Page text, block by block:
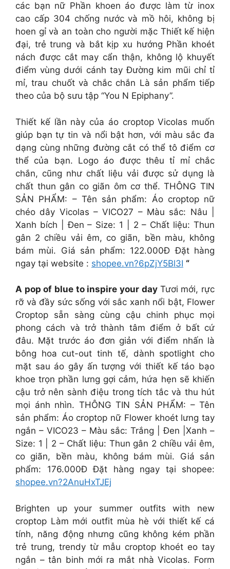
các bạn nữ Phần khoen áo được làm từ inox
cao cấp 304 chống nước và mồ hôi, không bị
hoen gỉ và an toàn cho người mặc Thiết kế hiện
đại, trẻ trung và bắt kịp xu hướng Phần khoét
nách được cắt may cẩn thận, không lộ khuyết
điểm vùng dưới cánh tay Đường kim mũi chỉ tỉ
mỉ, trau chuốt và chắc chắn Là sản phẩm tiếp
theo của bộ sưu tập “You N Epiphany”.
Thiết kế lần này của áo croptop Vicolas muốn
giúp bạn tự tin và nổi bật hơn, với màu sắc đa
dạng cùng những đường cắt có thể tô điểm cơ
thể của bạn. Logo áo được thêu tỉ mỉ chắc
chắn, cũng như chất liệu vải được sử dụng là
chất thun gân co giãn ôm cơ thể. THÔNG TIN
SẢN PHẨM: – Tên sản phẩm: Áo croptop nữ
chéo dây Vicolas – VICO27 – Màu sắc: Nâu |
Xanh bích | Đen – Size: 1 | 2 – Chất liệu: Thun
gân 2 chiều vải êm, co giãn, bền màu, không
bám mùi. Giá sản phẩm: 122.000Đ Đặt hàng
ngay tại website : shopee.vn?6pZjY5Bl3I “
A pop of blue to inspire your day Tươi mới, rực
rỡ và đầy sức sống với sắc xanh nổi bật, Flower
Croptop sẵn sàng cùng cậu chinh phục mọi
phong cách và trở thành tâm điểm ở bất cứ
đâu. Mặt trước áo đơn giản với điểm nhấn là
bông hoa cut-out tinh tế, dành spotlight cho
mặt sau áo gây ấn tượng với thiết kế táo bạo
khoe trọn phần lưng gợi cảm, hứa hẹn sẽ khiến
cậu trở nên sành điệu trong tích tắc và thu hút
mọi ánh nhìn. THÔNG TIN SẢN PHẨM: – Tên
sản phẩm: Áo croptop nữ Flower khoét lưng tay
ngắn – VICO23 – Màu sắc: Trắng | Đen |Xanh –
Size: 1 | 2 – Chất liệu: Thun gân 2 chiều vải êm,
co giãn, bền màu, không bám mùi. Giá sản
phẩm: 176.000Đ Đặt hàng ngay tại shopee:
shopee.vn?2AnuHxTJEj
Brighten up your summer outfits with new
croptop Làm mới outfit mùa hè với thiết kế cá
tính, năng động nhưng cũng không kém phần
trẻ trung, trendy từ mẫu croptop khoét eo tay
ngắn – tân binh mới ra mắt nhà Vicolas. Form